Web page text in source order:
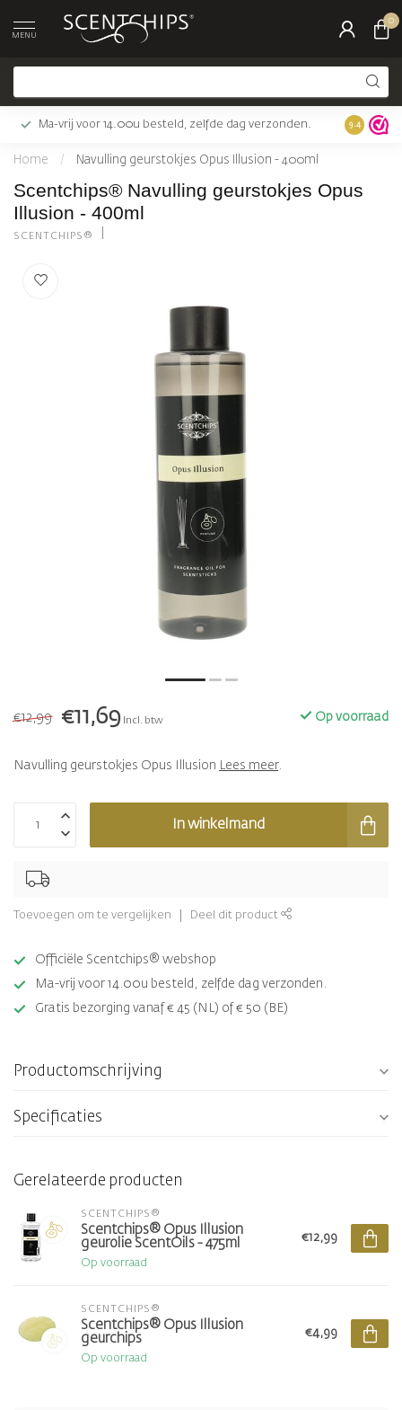
MENU
0
Ma-vrij voor 14.00u besteld, zelfde dag verzonden. Gratis
9.4
Home / Navulling geurstokjes Opus Illusion - 400ml
Scentchips® Navulling geurstokjes Opus
Illusion - 400ml
SCENTCHIPS®
€12,99 €11,69 Incl. btw Op voorraad
Navulling geurstokjes Opus Illusion Lees meer.
In winkelmand
Toevoegen om te vergelijken Deel dit product
Officiële Scentchips® webshop
Ma-vrij voor 14.00u besteld, zelfde dag verzonden.
Gratis bezorging vanaf € 45 (NL) of € 50 (BE)
Productomschrijving
Specificaties
Gerelateerde producten
SCENTCHIPS®
Scentchips® Opus Illusion
geurolie ScentOils - 475ml
Op voorraad
€12,99
SCENTCHIPS®
Scentchips® Opus Illusion
geurchips
Op voorraad
€4,99